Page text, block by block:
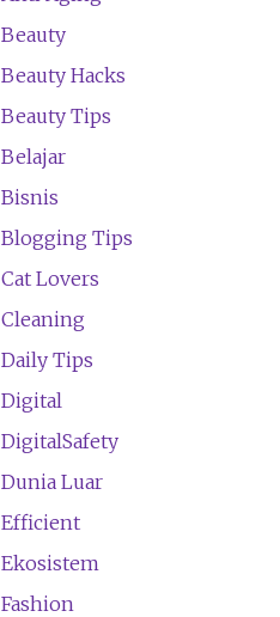
Beauty
Beauty Hacks
Beauty Tips
Belajar
Bisnis
Blogging Tips
Cat Lovers
Cleaning
Daily Tips
Digital
DigitalSafety
Dunia Luar
Efficient
Ekosistem
Fashion